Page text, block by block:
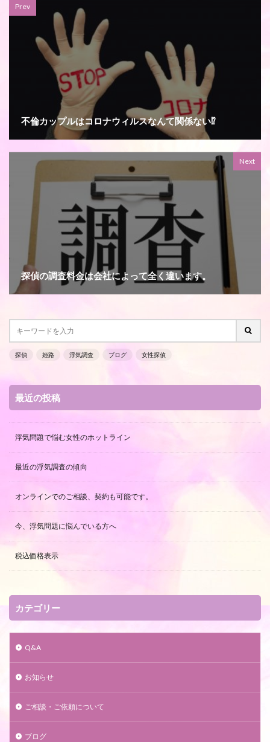
Prev
不倫カップルはコロナウィルスなんて関係ない⁉︎
Next
探偵の調査料金は会社によって全く違います。
探偵 姫路 浮気調査 ブログ 女性探偵
最近の投稿
浮気問題で悩む女性のホットライン
最近の浮気調査の傾向
オンラインでのご相談、契約も可能です。
今、浮気問題に悩んでいる方へ
税込価格表示
カテゴリー
Q&A
お知らせ
ご相談・ご依頼について
ブログ